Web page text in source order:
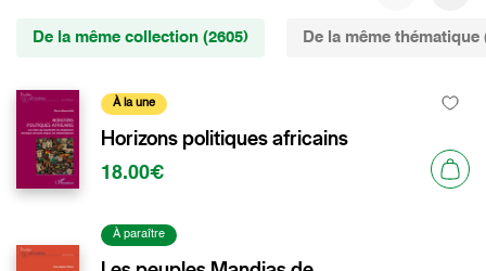
De la même collection (2605) De la même thématique
À la une
Horizons politiques africains
18.00€
À paraître